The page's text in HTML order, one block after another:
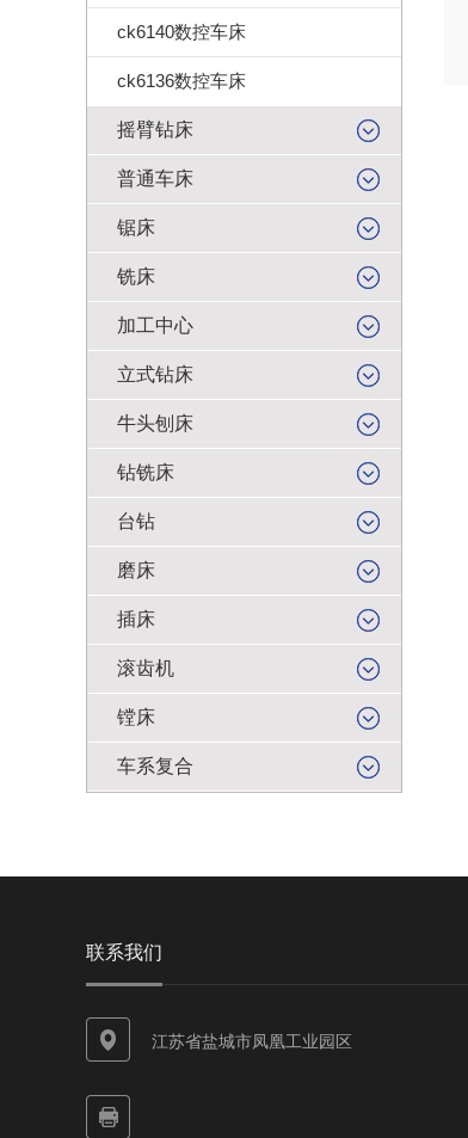
ck6140数控车床
ck6136数控车床
摇臂钻床
普通车床
锯床
铣床
加工中心
立式钻床
牛头刨床
钻铣床
台钻
磨床
插床
滚齿机
镗床
车系复合
联系我们
江苏省盐城市凤凰工业园区